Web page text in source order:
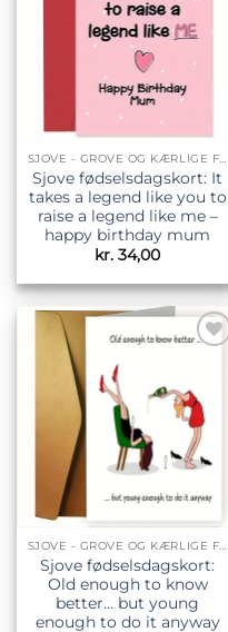
SJOVE - GROVE OG KÆRLIGE FØDSELSDAGSKORT
Sjove fødselsdagskort: It
takes a legend like you to
raise a legend like me –
happy birthday mum
kr. 34,00
SJOVE - GROVE OG KÆRLIGE FØDSELSDAGSKORT
Sjove fødselsdagskort:
Old enough to know
better… but young
enough to do it anyway